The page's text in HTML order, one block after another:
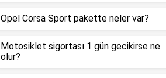
Opel Corsa Sport pakette neler var?
Motosiklet sigortası 1 gün gecikirse ne
olur?